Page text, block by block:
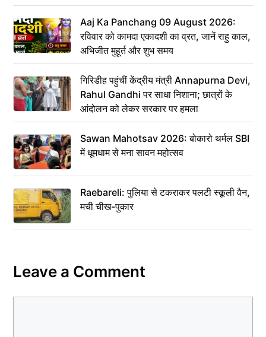
Aaj Ka Panchang 09 August 2026:
रविवार को कामदा एकादशी का व्रत, जानें राहु काल,
अभिजीत मुहूर्त और शुभ समय
गिरिडीह पहुंचीं केंद्रीय मंत्री Annapurna Devi,
Rahul Gandhi पर साधा निशाना; छात्रों के
आंदोलन को लेकर सरकार पर हमला
Sawan Mahotsav 2026: बोकारो थर्मल SBI
में धूमधाम से मना सावन महोत्सव
Raebareli: पुलिया से टकराकर पलटी स्कूली वैन,
मची चीख-पुकार
Leave a Comment